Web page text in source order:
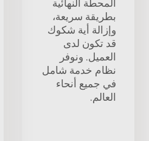
المحطة النهائية
بطريقة سريعة،
وإزالة أية شكوك
قد تكون لدى
العميل. ونوفر
نظام خدمة شامل
في جميع أنحاء
العالم.